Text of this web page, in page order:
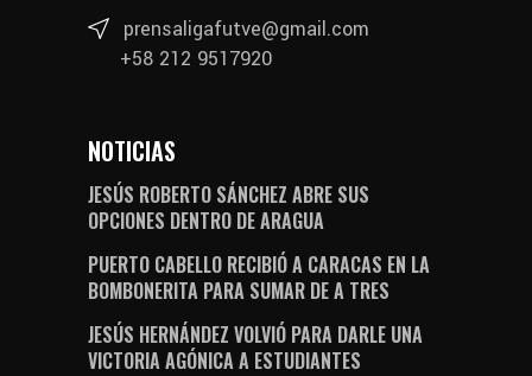
prensaligafutve@gmail.com
+58 212 9517920
NOTICIAS
JESÚS ROBERTO SÁNCHEZ ABRE SUS
OPCIONES DENTRO DE ARAGUA
PUERTO CABELLO RECIBIÓ A CARACAS EN LA
BOMBONERITA PARA SUMAR DE A TRES
JESÚS HERNÁNDEZ VOLVIÓ PARA DARLE UNA
VICTORIA AGÓNICA A ESTUDIANTES